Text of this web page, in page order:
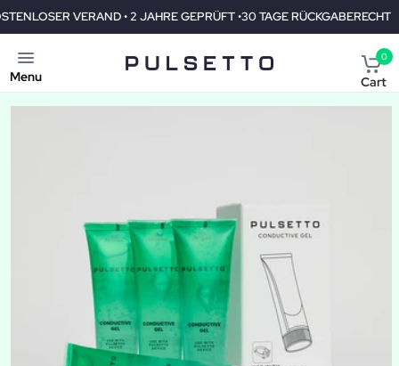
2 JAHRE GEPRÜFT •30 TAGE RÜCKGABERECHT KOSTENLOSER
Menu
0
Cart